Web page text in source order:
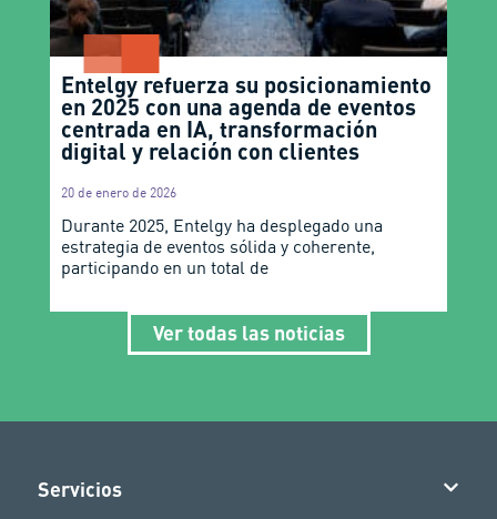
Entelgy refuerza su posicionamiento
en 2025 con una agenda de eventos
centrada en IA, transformación
digital y relación con clientes
20 de enero de 2026
Durante 2025, Entelgy ha desplegado una
estrategia de eventos sólida y coherente,
participando en un total de
Ver todas las noticias
Servicios